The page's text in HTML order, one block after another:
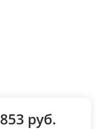
853 руб.